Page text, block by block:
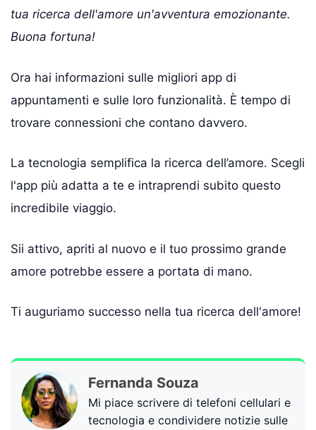
tua ricerca dell'amore un'avventura emozionante.
Buona fortuna!
Ora hai informazioni sulle migliori app di
appuntamenti e sulle loro funzionalità. È tempo di
trovare connessioni che contano davvero.
La tecnologia semplifica la ricerca dell’amore. Scegli
l'app più adatta a te e intraprendi subito questo
incredibile viaggio.
Sii attivo, apriti al nuovo e il tuo prossimo grande
amore potrebbe essere a portata di mano.
Ti auguriamo successo nella tua ricerca dell'amore!
Fernanda Souza
Mi piace scrivere di telefoni cellulari e
tecnologia e condividere notizie sulle